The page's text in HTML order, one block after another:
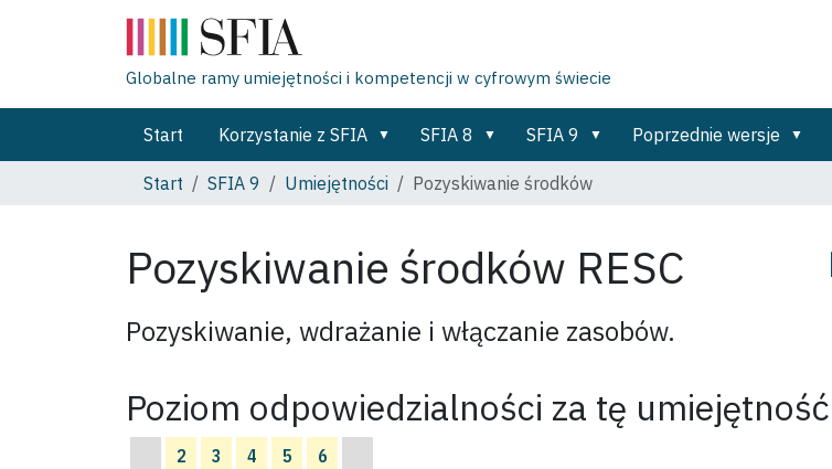
Globalne ramy umiejętności i kompetencji w cyfrowym świecie
Start Korzystanie z SFIA SFIA 8 SFIA 9 Poprzednie wersje
Start
SFIA 9 Umiejętności Pozyskiwanie środków
Pozyskiwanie środków RESC
Pozyskiwanie, wdrażanie i włączanie zasobów.
Poziom odpowiedzialności za tę umiejętność
2 3 4 5 6